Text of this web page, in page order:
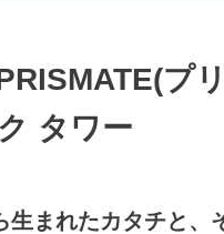
プ
タワー
生まれたカタチと、